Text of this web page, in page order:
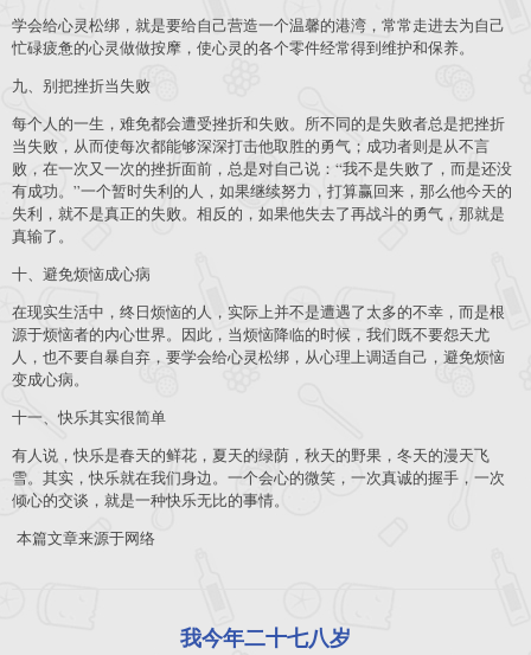
学会给心灵松绑，就是要给自己营造一个温馨的港湾，常常走进去为自己
忙碌疲惫的心灵做做按摩，使心灵的各个零件经常得到维护和保养。
九、别把挫折当失败
每个人的一生，难免都会遭受挫折和失败。所不同的是失败者总是把挫折
当失败，从而使每次都能够深深打击他取胜的勇气；成功者则是从不言
败，在一次又一次的挫折面前，总是对自己说：“我不是失败了，而是还没
有成功。”一个暂时失利的人，如果继续努力，打算赢回来，那么他今天的
失利，就不是真正的失败。相反的，如果他失去了再战斗的勇气，那就是
真输了。
十、避免烦恼成心病
在现实生活中，终日烦恼的人，实际上并不是遭遇了太多的不幸，而是根
源于烦恼者的内心世界。因此，当烦恼降临的时候，我们既不要怨天尤
人，也不要自暴自弃，要学会给心灵松绑，从心理上调适自己，避免烦恼
变成心病。
十一、快乐其实很简单
有人说，快乐是春天的鲜花，夏天的绿荫，秋天的野果，冬天的漫天飞
雪。其实，快乐就在我们身边。一个会心的微笑，一次真诚的握手，一次
倾心的交谈，就是一种快乐无比的事情。
本篇文章来源于网络
我今年二十七八岁